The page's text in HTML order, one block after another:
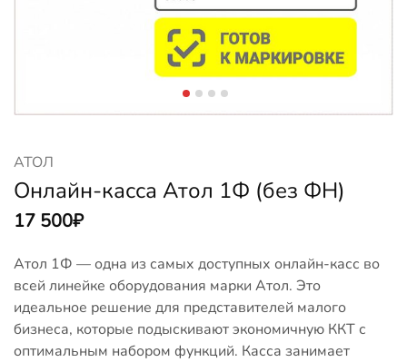
АТОЛ
Онлайн-касса Атол 1Ф (без ФН)
17 500₽
Атол 1Ф — одна из самых доступных онлайн-касс во
всей линейке оборудования марки Атол. Это
идеальное решение для представителей малого
бизнеса, которые подыскивают экономичную ККТ с
оптимальным набором функций. Касса занимает